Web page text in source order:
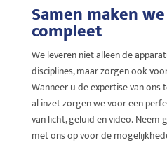
Samen maken
compleet
We leveren niet alleen de
disciplines, maar zorgen ook
Wanneer u de expertise van
al inzet zorgen we voor een
van licht, geluid en video.Neem
metonsopvoorde